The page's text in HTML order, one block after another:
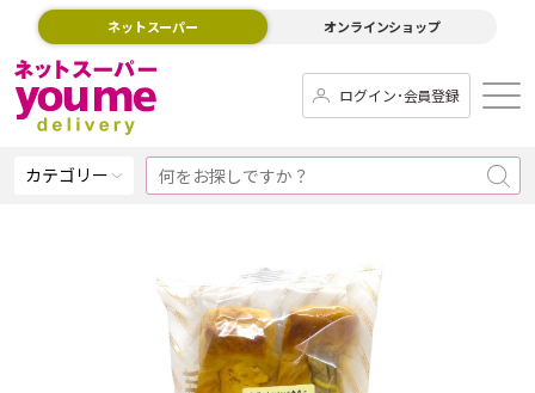
ネットスーパー オンラインショップ
ログイン･会員登録
カテゴリー